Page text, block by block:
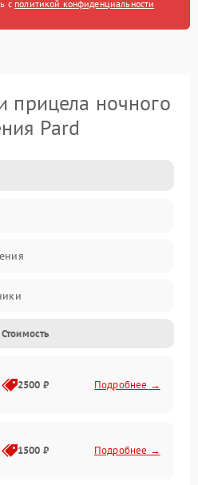
с политикой конфиденциальности
прицела ночного
Pard
Стоимость
2500 ₽ Подробнее →
1500 ₽ Подробнее →